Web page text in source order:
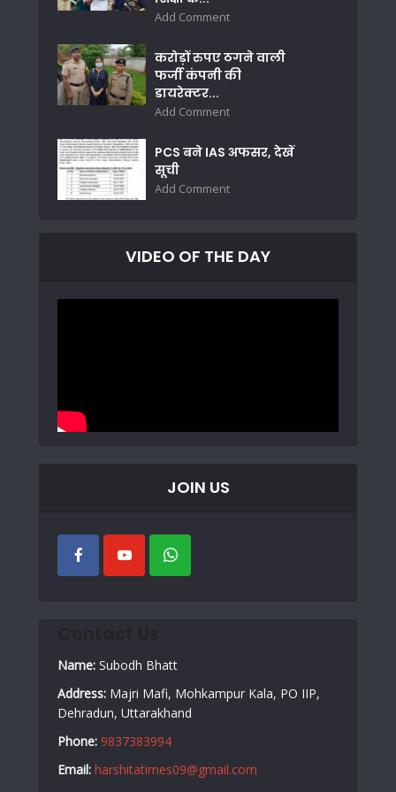
Add Comment
करोड़ों रुपए ठगने वाली
फर्जी कंपनी की
डायरेक्टर...
Add Comment
PCS बने IAS अफसर, देखें
सूची
Add Comment
VIDEO OF THE DAY
JOIN US
Name: Subodh Bhatt
Address: Majri Mafi, Mohkampur Kala, PO IIP,
Dehradun, Uttarakhand
Phone: 9837383994
Email: harshitatimes09@gmail.com